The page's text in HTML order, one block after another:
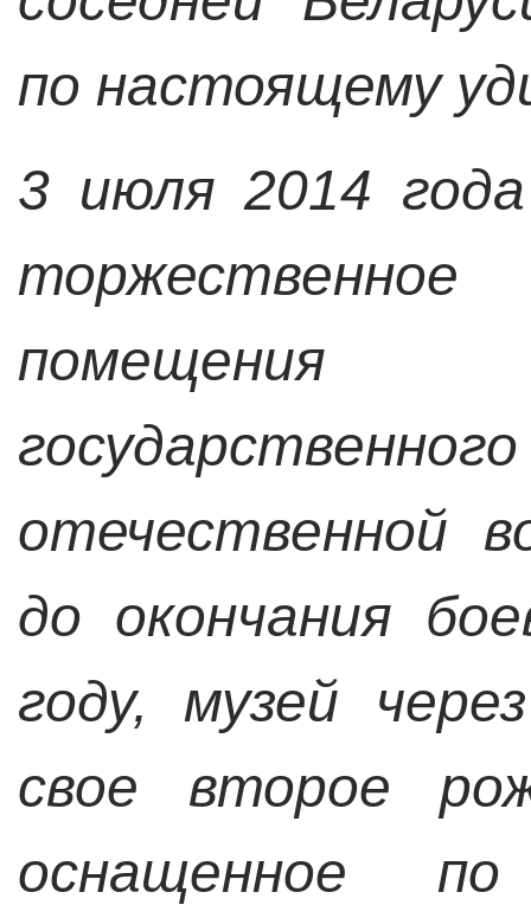
по настоящему
3 июля 2014
помещения
отечественной
до окончания
году, музей
свое второе
оснащенное